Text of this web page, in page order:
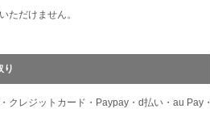
ただけません。
り
クレジットカード・Paypay・d払い・au Pay・